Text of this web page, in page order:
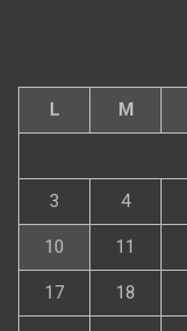
L M
3 4
10 11
17 18